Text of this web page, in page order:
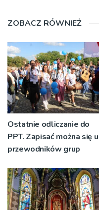
ZOBACZ RÓWNIEŻ
Ostatnie odliczanie do
PPT. Zapisać można się u
przewodników grup